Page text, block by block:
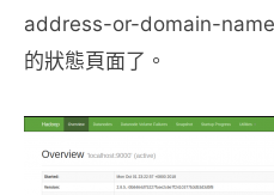
address-or-domain-
的狀態頁面了。